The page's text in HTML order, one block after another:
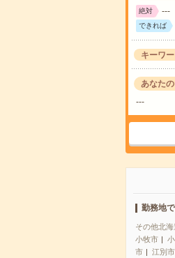
絶対 ---
できれば
キーワ
あなた
---
勤務地
その他北海
小牧市
市
江別市